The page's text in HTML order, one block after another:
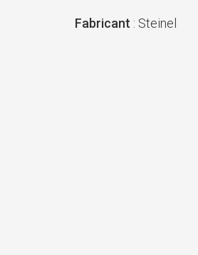
Fabricant : Steinel